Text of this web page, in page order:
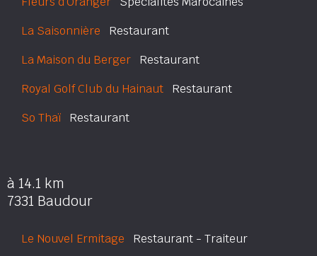
La Saisonnière Restaurant
La Maison du Berger Restaurant
Royal Golf Club du Hainaut Restaurant
So Thaï Restaurant
à 14.1 km
7331 Baudour
Le Nouvel Ermitage Restaurant - Traiteur